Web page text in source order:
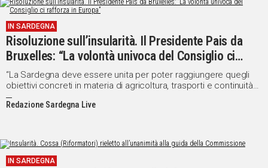
IN SARDEGNA
Risoluzione sull’insularità. Il Presidente Pais da
Bruxelles: “La volontà univoca del Consiglio ci
rafforza in Europa”
“La Sardegna deve essere unita per poter raggiungere quegli
obiettivi concreti in materia di agricoltura, trasporti e continuità
territoriale”
Redazione Sardegna Live
IN SARDEGNA